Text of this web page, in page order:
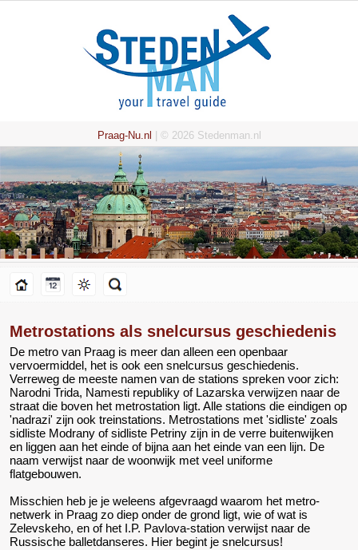
Praag-Nu.nl | © 2026 Stedenman.nl
Metrostations als snelcursus geschiedenis
De metro van Praag is meer dan alleen een openbaar
vervoermiddel, het is ook een snelcursus geschiedenis.
Verreweg de meeste namen van de stations spreken voor zich:
Narodni Trida, Namesti republiky of Lazarska verwijzen naar de
straat die boven het metrostation ligt. Alle stations die eindigen op
'nadrazi' zijn ook treinstations. Metrostations met 'sidliste' zoals
sidliste Modrany of sidliste Petriny zijn in de verre buitenwijken
en liggen aan het einde of bijna aan het einde van een lijn. De
naam verwijst naar de woonwijk met veel uniforme
flatgebouwen.
Misschien heb je je weleens afgevraagd waarom het metro-
netwerk in Praag zo diep onder de grond ligt, wie of wat is
Zelevskeho, en of het I.P. Pavlova-station verwijst naar de
Russische balletdanseres. Hier begint je snelcursus!